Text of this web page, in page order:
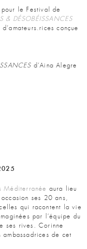
le Festival de
& DÉSOBÉISSANCES
conçue
d’Aina Alegre
Méditerranée aura lieu
ses 20 ans,
qui racontent la vie
par l’équipe du
ses rives. Corinne
de cet